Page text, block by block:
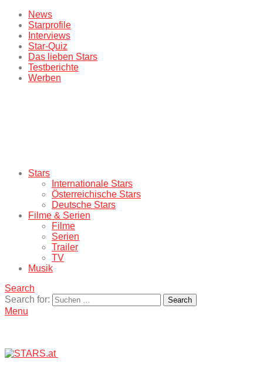
News
Starprofile
Interviews
Star-Quiz
Das lieben Stars
Testberichte
Werben
Stars
Internationale Stars
Österreichische Stars
Deutsche Stars
Filme & Serien
Filme
Serien
Trailer
TV
Musik
Search
Search for:
Search
Menu